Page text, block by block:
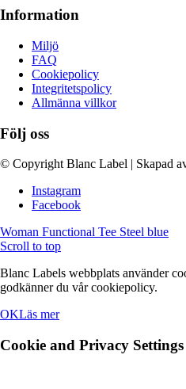
Information
Miljö
FAQ
Cookiepolicy
Integritetspolicy
Allmänna villkor
Följ oss
© Copyright Blanc Label | Skapad
Instagram
Facebook
Woman Functional Tee Steel blue
Scroll to top
Blanc Labels webbplats använder
godkänner du vår cookiepolicy.
OKLäs mer
Cookie and Privacy Settings